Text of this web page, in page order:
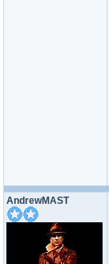
AndrewMAST